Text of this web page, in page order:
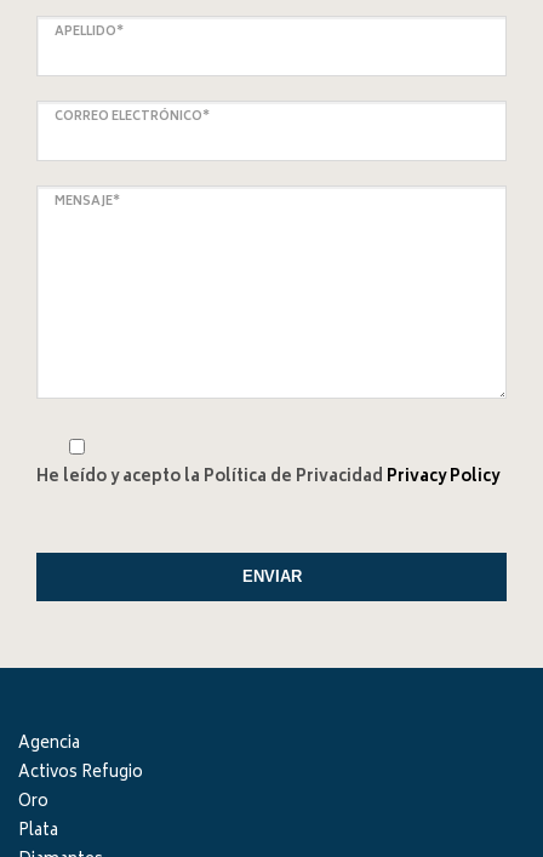
APELLIDO*
CORREO ELECTRÓNICO*
MENSAJE*
He leído y acepto la Política de Privacidad Privacy Policy
ENVIAR
Agencia
Activos Refugio
Oro
Plata